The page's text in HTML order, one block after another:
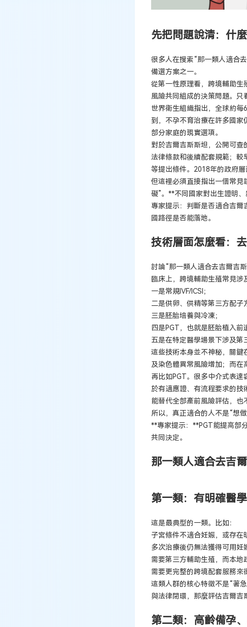
先把問題說清：什
很多人在搜索“那一類人適合
備選方案之一。
從第一性原理看，跨境輔助生
風險共同組成的決策問題。只
世界衛生組織指出，全球約
到，不孕不育治療在許多國家
部分家庭的現實選項。
對於吉爾吉斯斯坦，公開可
法律條款和後續配套規範；較
等提出條件。2018年的政府
但這裡必須直接指出一個常見
礙”。**不同國家對出生證明
專家提示：判斷是否適合吉爾
國路徑是否能落地。
技術層面怎麼看：
討論“那一類人適合去吉爾吉
臨床上，跨境輔助生殖常見涉
一是常規IVF/ICSI；
二是供卵、供精等第三方配子
三是胚胎培養與冷凍；
四是PGT，也就是胚胎植入前
五是在特定醫學場景下涉及第
這些技術本身並不神秘，關鍵
及染色體異常風險增加；而在
再比如PGT。很多中介式表達
於有適應證、有流程要求的
能替代全部產前風險評估，也
所以，真正適合的人不是“想
**專家提示：**PGT能提高部
共同決定。
那一類人適合去吉
第一類：有明確醫
這是最典型的一類。比如：
子宮條件不適合妊娠，或存在
多次治療後仍無法獲得可用妊
需要第三方輔助生殖，而本
需要更完整的跨境配套服務來
這類人群的核心特徵不是“著
與法律閉環，那麼評估吉爾吉
第二類：高齡備孕